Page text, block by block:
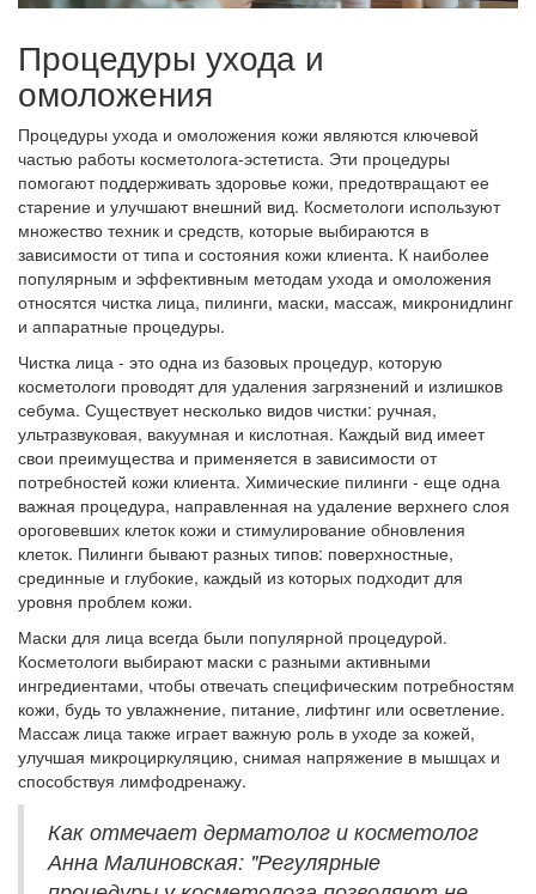
Процедуры ухода и
омоложения
Процедуры ухода и омоложения кожи являются ключевой
частью работы косметолога-эстетиста. Эти процедуры
помогают поддерживать здоровье кожи, предотвращают ее
старение и улучшают внешний вид. Косметологи используют
множество техник и средств, которые выбираются в
зависимости от типа и состояния кожи клиента. К наиболее
популярным и эффективным методам ухода и омоложения
относятся чистка лица, пилинги, маски, массаж, микронидлинг
и аппаратные процедуры.
Чистка лица - это одна из базовых процедур, которую
косметологи проводят для удаления загрязнений и излишков
себума. Существует несколько видов чистки: ручная,
ультразвуковая, вакуумная и кислотная. Каждый вид имеет
свои преимущества и применяется в зависимости от
потребностей кожи клиента. Химические пилинги - еще одна
важная процедура, направленная на удаление верхнего слоя
ороговевших клеток кожи и стимулирование обновления
клеток. Пилинги бывают разных типов: поверхностные,
срединные и глубокие, каждый из которых подходит для
уровня проблем кожи.
Маски для лица всегда были популярной процедурой.
Косметологи выбирают маски с разными активными
ингредиентами, чтобы отвечать специфическим потребностям
кожи, будь то увлажнение, питание, лифтинг или осветление.
Массаж лица также играет важную роль в уходе за кожей,
улучшая микроциркуляцию, снимая напряжение в мышцах и
способствуя лимфодренажу.
Как отмечает дерматолог и косметолог
Анна Малиновская: "Регулярные